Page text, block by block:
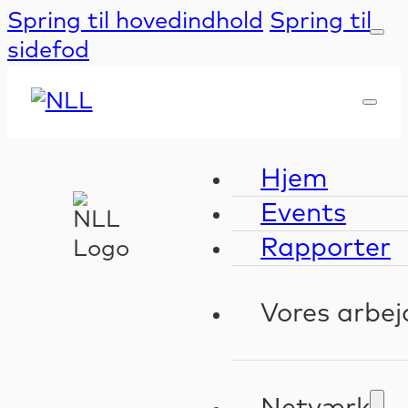
Spring til hovedindhold Spring til
sidefod
Hjem
Events
Rapporter
Vores